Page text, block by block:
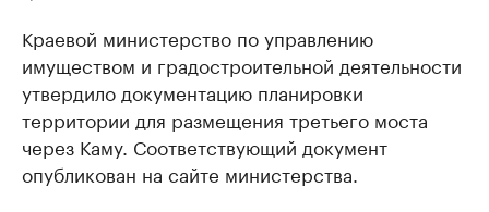
Краевой министерство по управлению
имуществом и градостроительной деятельности
утвердило документацию планировки
территории для размещения третьего моста
через Каму. Соответствующий документ
опубликован на сайте министерства.